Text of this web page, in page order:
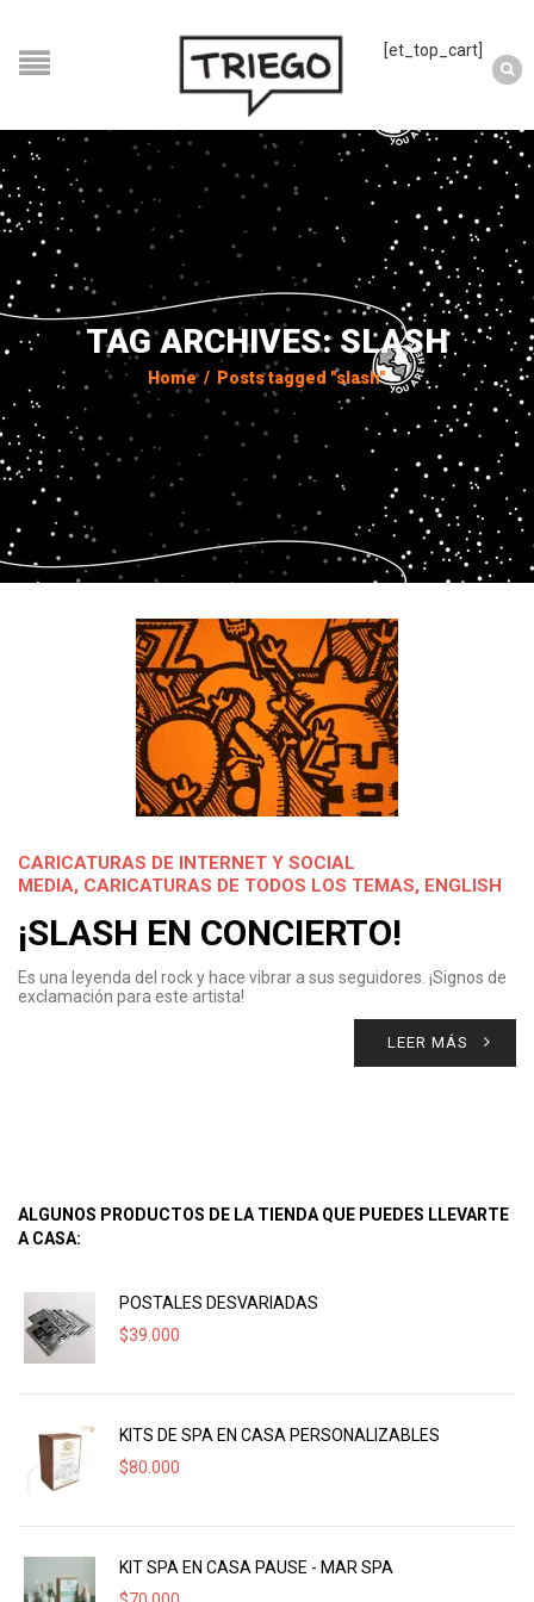
[et_top_cart]
TAG ARCHIVES: SLASH
Home / Posts tagged "slash"
CARICATURAS DE INTERNET Y SOCIAL
MEDIA, CARICATURAS DE TODOS LOS TEMAS, ENGLISH
¡SLASH EN CONCIERTO!
Es una leyenda del rock y hace vibrar a sus seguidores. ¡Signos de
exclamación para este artista!
LEER MÁS
ALGUNOS PRODUCTOS DE LA TIENDA QUE PUEDES LLEVARTE
A CASA:
POSTALES DESVARIADAS
$39.000
KITS DE SPA EN CASA PERSONALIZABLES
$80.000
KIT SPA EN CASA PAUSE - MAR SPA